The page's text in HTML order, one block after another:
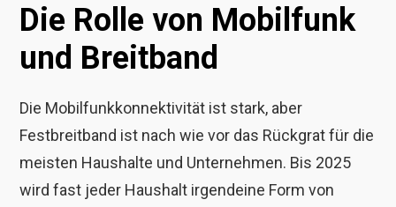
Die Rolle von Mobilfunk
und Breitband
Die Mobilfunkkonnektivität ist stark, aber
Festbreitband ist nach wie vor das Rückgrat für die
meisten Haushalte und Unternehmen. Bis 2025
wird fast jeder Haushalt irgendeine Form von